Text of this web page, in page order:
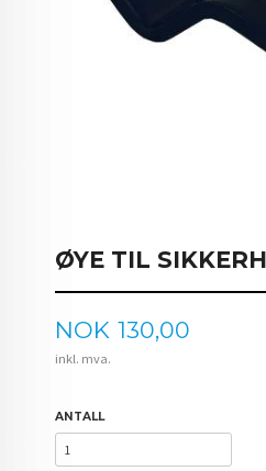
ØYE TIL
Pris
NOK 130,00
inkl. mva.
ANTALL